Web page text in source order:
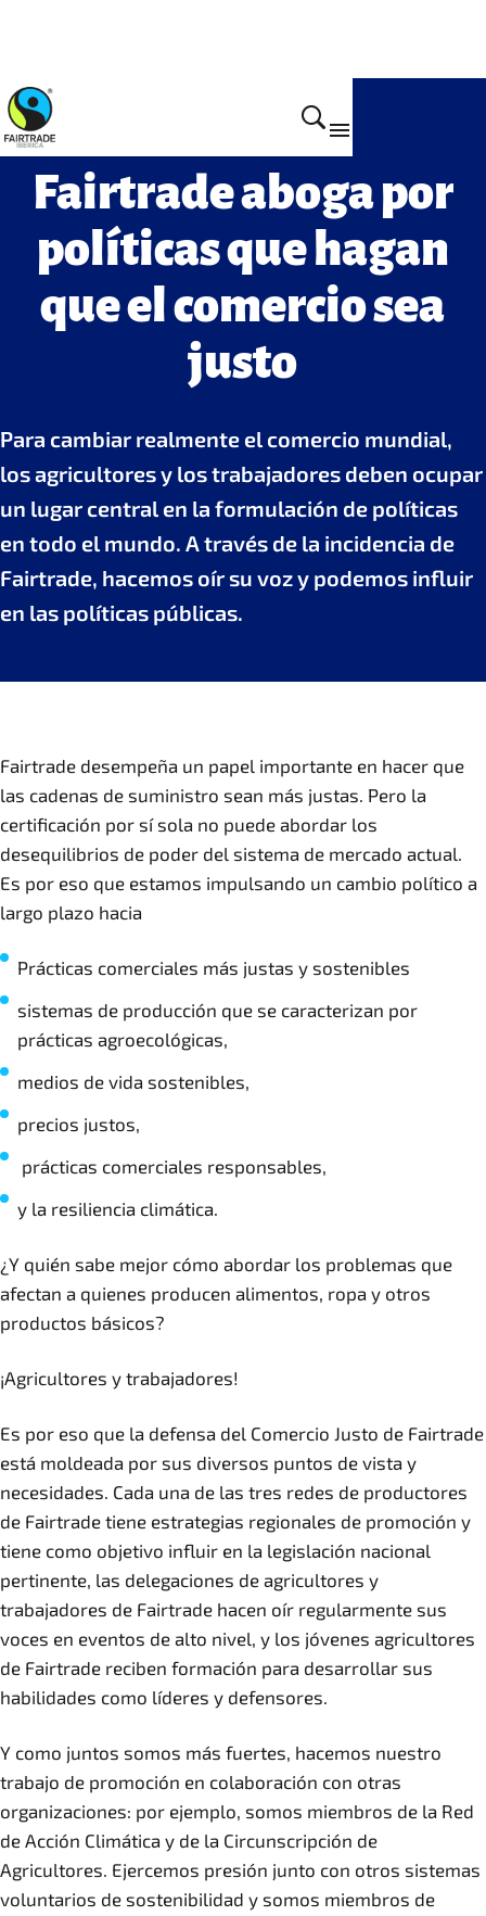
Cómo lo hacemos
Fairtrade aboga por
políticas que hagan
que el comercio sea
justo
Para cambiar realmente el comercio mundial,
los agricultores y los trabajadores deben ocupar
un lugar central en la formulación de políticas
en todo el mundo. A través de la incidencia de
Fairtrade, hacemos oír su voz y podemos influir
en las políticas públicas.
Fairtrade desempeña un papel importante en hacer que
las cadenas de suministro sean más justas. Pero la
certificación por sí sola no puede abordar los
desequilibrios de poder del sistema de mercado actual.
Es por eso que estamos impulsando un cambio político a
largo plazo hacia
Prácticas comerciales más justas y sostenibles
sistemas de producción que se caracterizan por
prácticas agroecológicas,
medios de vida sostenibles,
precios justos,
prácticas comerciales responsables,
y la resiliencia climática.
¿Y quién sabe mejor cómo abordar los problemas que
afectan a quienes producen alimentos, ropa y otros
productos básicos?
¡Agricultores y trabajadores!
Es por eso que la defensa del Comercio Justo de Fairtrade
está moldeada por sus diversos puntos de vista y
necesidades. Cada una de las tres redes de productores
de Fairtrade tiene estrategias regionales de promoción y
tiene como objetivo influir en la legislación nacional
pertinente, las delegaciones de agricultores y
trabajadores de Fairtrade hacen oír regularmente sus
voces en eventos de alto nivel, y los jóvenes agricultores
de Fairtrade reciben formación para desarrollar sus
habilidades como líderes y defensores.
Y como juntos somos más fuertes, hacemos nuestro
trabajo de promoción en colaboración con otras
organizaciones: por ejemplo, somos miembros de la Red
de Acción Climática y de la Circunscripción de
Agricultores. Ejercemos presión junto con otros sistemas
voluntarios de sostenibilidad y somos miembros de